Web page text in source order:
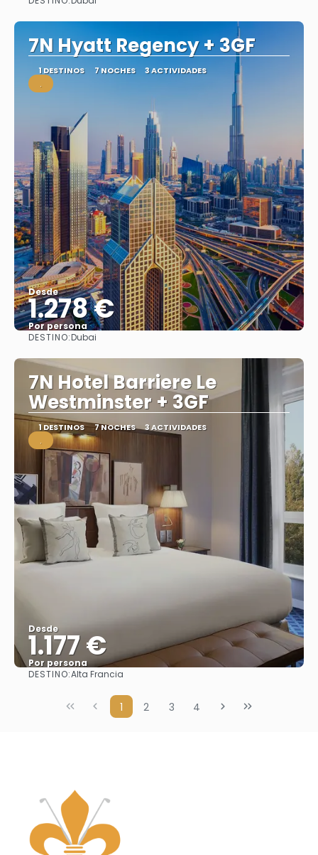
7N Hyatt Regency + 3GF
1 DESTINOS 7 NOCHES 3 ACTIVIDADES
.
Desde
1.278 €
Por persona
DESTINO:Dubai
7N Hotel Barriere Le
Westminster + 3GF
1 DESTINOS 7 NOCHES 3 ACTIVIDADES
.
Desde
1.177 €
Por persona
DESTINO:Alta Francia
1 2 3 4